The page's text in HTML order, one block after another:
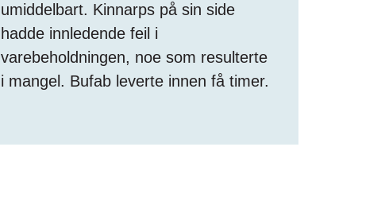
umiddelbart. Kinnarps på sin side
hadde innledende feil i
varebeholdningen, noe som resulterte
i mangel. Bufab leverte innen få timer.